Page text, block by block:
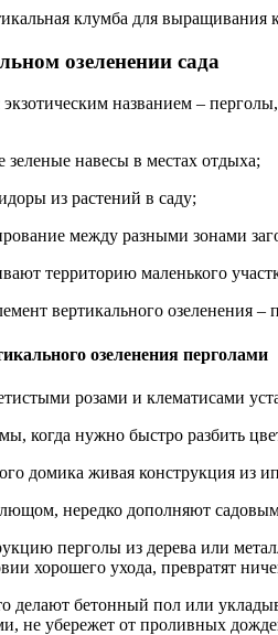
клумба для выращивания
озеленении сада
названием –
зеленые навесы в местах отдыха;
из растений в саду;
между разными зонами
территорию маленького
вертикального озеленения –
озеленения перголами
розами и клематисами
когда нужно быстро разбить
домика живая конструкция из
нередко дополняют
перголы из дерева или
хорошего ухода, превратят
делают бетонный пол или
не убережет от проливных